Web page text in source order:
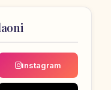
instagram